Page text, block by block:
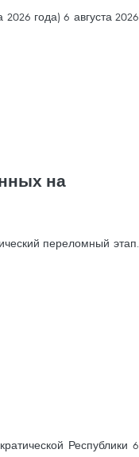
года) 6 августа 2026
на
переломный этап.
Республики 6